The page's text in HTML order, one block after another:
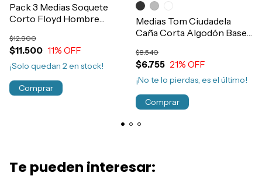
Pack 3 Medias Soquete
Corto Floyd Hombre
Art.1420
$11.500
$12.900
11% OFF
¡Solo quedan 2en stock!
Comprar
Medias Tom Ciudadela
Caña Corta Algodón Base
$6.755
$8.540
21% OFF
¡No te lo pierdas, es el último!
Comprar
Te pueden interesar: